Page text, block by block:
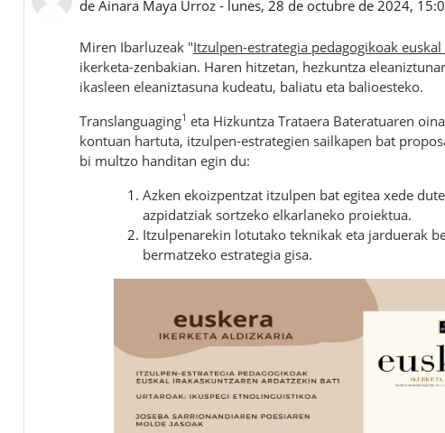
de Ainara Maya Urroz - lunes, 28 de octubre de 2024,
Miren Ibarluzeak "Itzulpen-estrategia pedagogikoak
ikerketa-zenbakian. Haren hitzetan, hezkuntza
ikasleen eleaniztasuna kudeatu, baliatu eta balioesteko.
Translanguaging1 eta Hizkuntza Trataera Bateratuaren
kontuan hartuta, itzulpen-estrategien sailkapen bat
bi multzo handitan egin du:
Azken ekoizpentzat itzulpen bat egitea xede
azpidatziak sortzeko elkarlaneko proiektua.
Itzulpenarekin lotutako teknikak eta jarduerak
bermatzeko estrategia gisa.